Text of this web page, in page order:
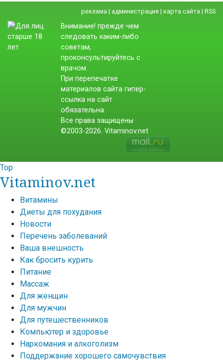
реклама | администрация | карта сайта | RSS
Внимание! прежде чем
следовать каким-либо
советам,
проконсультируйтесь с
врачом.
При перепечатке
материалов сайта гипер-
ссылка на сайт
обязательна.
Все права защищены
©2003-2026. Vitaminov.net
Top
Vitaminov.net
Витамины
Диеты для похудания
Новости
Перечень заболеваний
Ваша внешность
Как бросить курить
Питание
Массаж
Для женщин
Для мужчин
Для путешественников
Компьютер и здоровье
Наркомания и алкоголизм
Поддержание хорошего самочувствия